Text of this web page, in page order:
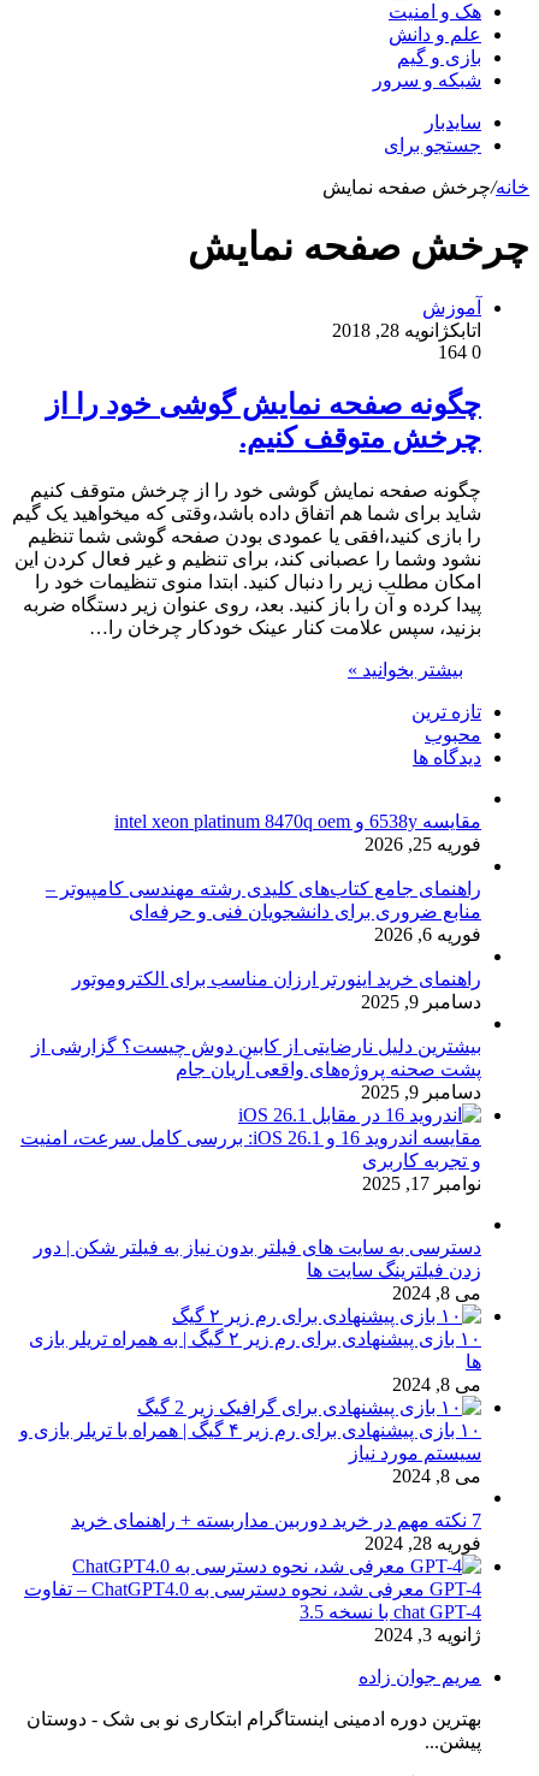
هک و امنیت
علم و دانش
بازی و گیم
شبکه و سرور
سایدبار
جستجو برای
خانه/چرخش صفحه نمایش
چرخش صفحه نمایش
آموزش
اتابکژانویه 28, 2018
0
چگونه صفحه نمایش گوشی خود را از
چرخش متوقف کنیم.
چگونه صفحه نمایش گوشی خود را از چرخش متوقف کنیم
شاید برای شما هم اتفاق داده باشد،وقتی که میخواهید یک گیم
را بازی کنید،افقی یا عمودی بودن صفحه گوشی شما تنظیم
نشود وشما را عصبانی کند، برای تنظیم و غیر فعال کردن این
امکان مطلب زیر را دنبال کنید. ابتدا منوی تنظیمات خود را
پیدا کرده و آن را باز کنید. بعد، روی عنوان زیر دستگاه ضربه
بزنید، سپس علامت کنار عینک خودکار چرخان را…
بیشتر بخوانید »
تازه ترین
محبوب
دیدگاه ها
مقایسه 6538y و intel xeon platinum 8470q oem
فوریه 25, 2026
راهنمای جامع کتاب‌های کلیدی رشته مهندسی کامپیوتر –
منابع ضروری برای دانشجویان فنی و حرفه‌ای
فوریه 6, 2026
راهنمای خرید اینورتر ارزان مناسب برای الکتروموتور
دسامبر 9, 2025
بیشترین دلیل نارضایتی از کابین دوش چیست؟ گزارشی از
پشت صحنه پروژه‌های واقعی آریان جام
دسامبر 9, 2025
مقایسه اندروید 16 و iOS 26.1: بررسی کامل سرعت، امنیت
و تجربه کاربری
نوامبر 17, 2025
دسترسی به سایت های فیلتر بدون نیاز به فیلتر شکن | دور
زدن فیلترینگ سایت ها
می 8, 2024
۱۰ بازی پیشنهادی برای رم زیر ۲ گیگ | به همراه تریلر بازی
ها
می 8, 2024
۱۰ بازی پیشنهادی برای رم زیر ۴ گیگ | همراه با تریلر بازی و
سیستم مورد نیاز
می 8, 2024
7 نکته مهم در خرید دوربین مداربسته + راهنمای خرید
فوریه 28, 2024
GPT-4 معرفی شد، نحوه دسترسی به ChatGPT4.0 – تفاوت
chat GPT-4 با نسخه 3.5
ژانویه 3, 2024
مریم جوان زاده
بهترین دوره ادمینی اینستاگرام ابتکاری نو بی شک - دوستان
پیشن...